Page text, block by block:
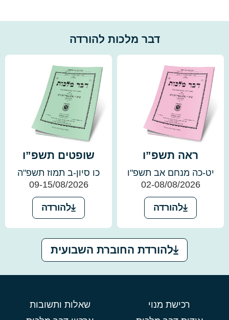
דבר מלכות להורדה
ראה תשפ”ו
יט-כה מנחם אב תשפ"ו
02-08/08/2026
להורדה
שופטים תשפ”ו
כו סיון-ב תמוז תשפ"ה
09-15/08/2026
להורדה
להורדת החוברת השבועית
רכישת מנוי
שאלות ותשובות